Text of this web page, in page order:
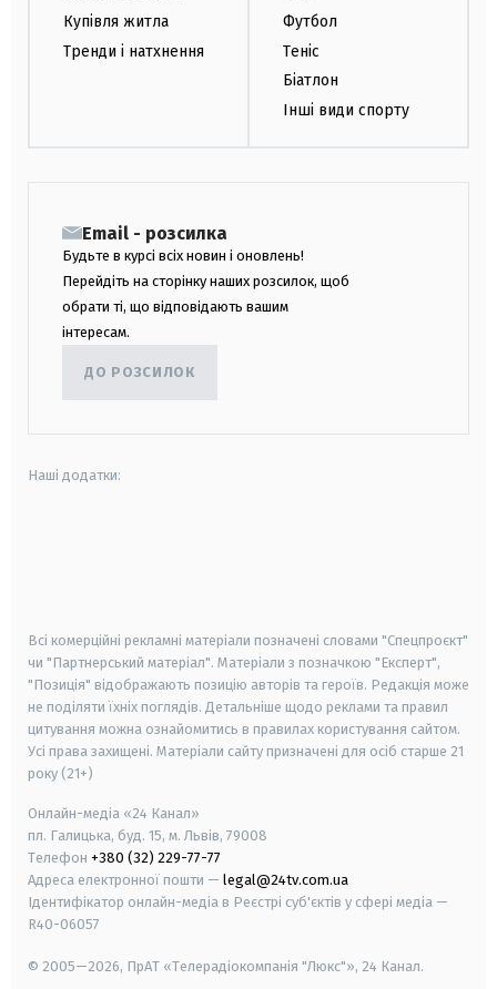
Купівля житла
Тренди і натхнення
Футбол
Теніс
Біатлон
Інші види спорту
Email - розсилка
Будьте в курсі всіх новин і оновлень!
Перейдіть на сторінку наших розсилок, щоб
обрати ті, що відповідають вашим
інтересам.
ДО РОЗСИЛОК
Наші додатки:
Всі комерційні рекламні матеріали позначені словами "Спецпроєкт"
чи "Партнерський матеріал". Матеріали з позначкою "Експерт",
"Позиція" відображають позицію авторів та героїв. Редакція може
не поділяти їхніх поглядів. Детальніше щодо реклами та правил
цитування можна ознайомитись в правилах користування сайтом.
Усі права захищені. Матеріали сайту призначені для осіб старше 21
року (21+)
Онлайн-медіа «24 Канал»
пл. Галицька, буд. 15, м. Львів, 79008
Телефон +380 (32) 229-77-77
Адреса електронної пошти — legal@24tv.com.ua
Ідентифікатор онлайн-медіа в Реєстрі суб'єктів у сфері медіа —
R40-06057
© 2005—2026, ПрАТ «Телерадіокомпанія "Люкс"», 24 Канал.